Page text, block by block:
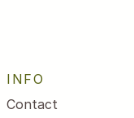
INFO
Contact